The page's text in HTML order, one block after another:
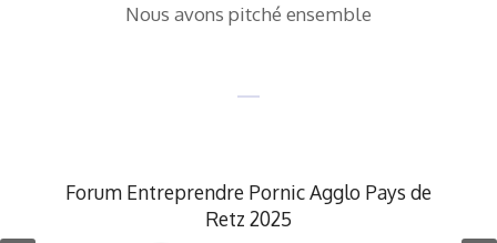
Nous avons pitché ensemble
Forum de la Création et de la Reprise
d’entreprise 2023 – 2024-2025